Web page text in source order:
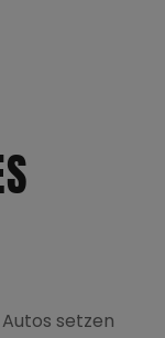
setzen